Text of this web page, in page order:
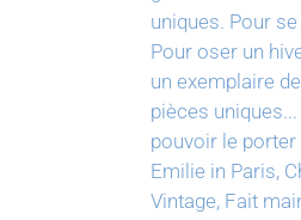
uniques. Pour
Pour oser un
un exemplaire
pièces
pouvoir le porter
Emilie in Paris,
Vintage, Fait